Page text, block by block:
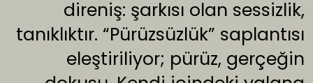
direniş: şarkısı olan sessizlik,
tanıklıktır. “Pürüzsüzlük” saplantısı
eleştiriliyor; pürüz, gerçeğin